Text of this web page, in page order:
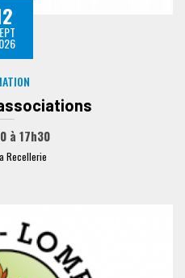
à 17h30
Recellerie